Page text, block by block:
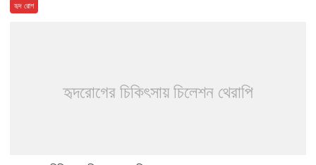
হৃদ রোগ
হৃদরোগের চিকিৎসায় চিলেশন থেরাপি